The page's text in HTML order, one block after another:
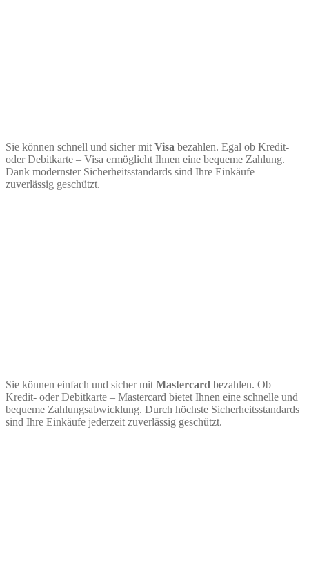
Sie können schnell und sicher mit Visa bezahlen. Egal ob Kredit-
oder Debitkarte – Visa ermöglicht Ihnen eine bequeme Zahlung.
Dank modernster Sicherheitsstandards sind Ihre Einkäufe
zuverlässig geschützt.
Sie können einfach und sicher mit Mastercard bezahlen. Ob
Kredit- oder Debitkarte – Mastercard bietet Ihnen eine schnelle und
bequeme Zahlungsabwicklung. Durch höchste Sicherheitsstandards
sind Ihre Einkäufe jederzeit zuverlässig geschützt.